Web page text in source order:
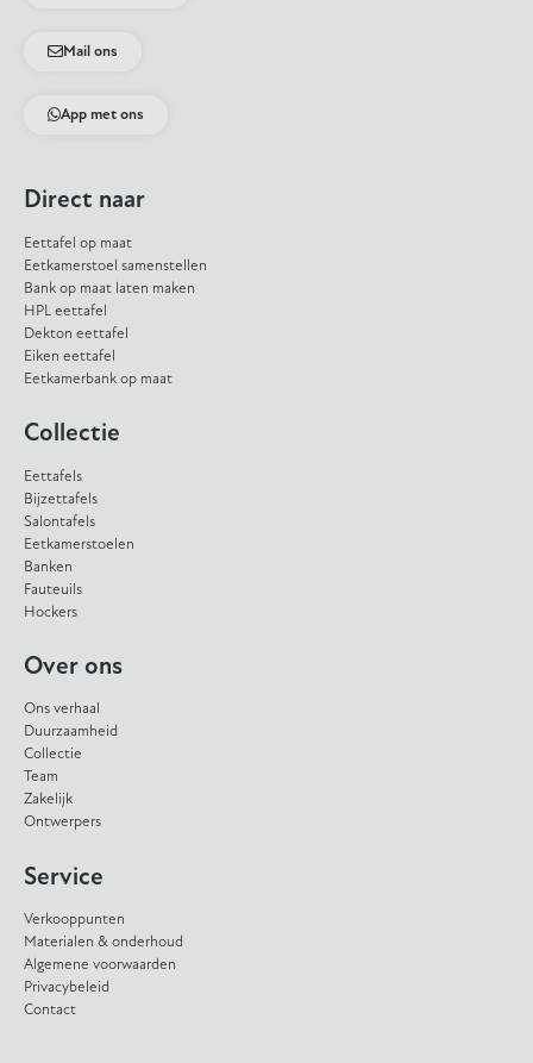
Mail ons
App met ons
Direct naar
Eettafel op maat
Eetkamerstoel samenstellen
Bank op maat laten maken
HPL eettafel
Dekton eettafel
Eiken eettafel
Eetkamerbank op maat
Collectie
Eettafels
Bijzettafels
Salontafels
Eetkamerstoelen
Banken
Fauteuils
Hockers
Over ons
Ons verhaal
Duurzaamheid
Collectie
Team
Zakelijk
Ontwerpers
Service
Verkooppunten
Materialen & onderhoud
Algemene voorwaarden
Privacybeleid
Contact